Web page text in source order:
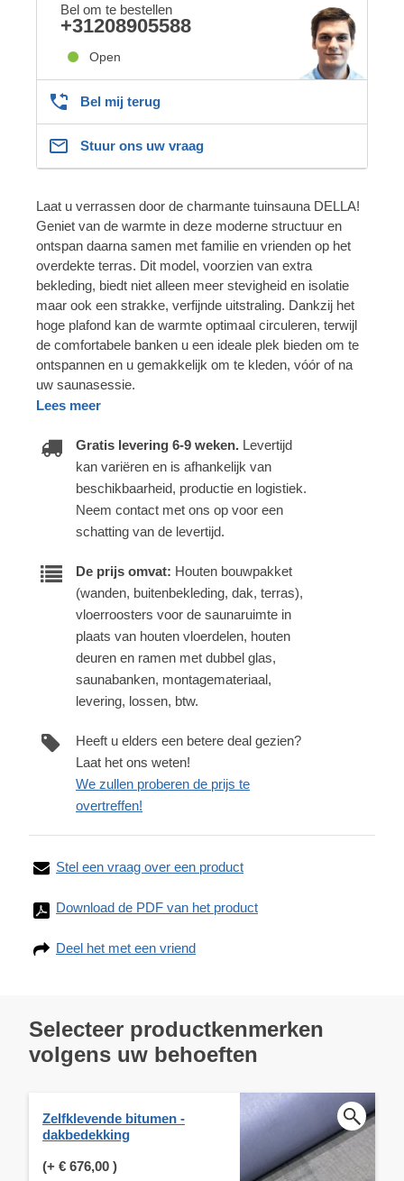
Bel om te bestellen
+31208905588
Open
Bel mij terug
Stuur ons uw vraag
Laat u verrassen door de charmante tuinsauna DELLA!
Geniet van de warmte in deze moderne structuur en
ontspan daarna samen met familie en vrienden op het
overdekte terras. Dit model, voorzien van extra
bekleding, biedt niet alleen meer stevigheid en isolatie
maar ook een strakke, verfijnde uitstraling. Dankzij het
hoge plafond kan de warmte optimaal circuleren, terwijl
de comfortabele banken u een ideale plek bieden om te
ontspannen en u gemakkelijk om te kleden, vóór of na
uw saunasessie.
Lees meer
Gratis levering 6-9 weken. Levertijd
kan variëren en is afhankelijk van
beschikbaarheid, productie en logistiek.
Neem contact met ons op voor een
schatting van de levertijd.
De prijs omvat: Houten bouwpakket
(wanden, buitenbekleding, dak, terras),
vloerroosters voor de saunaruimte in
plaats van houten vloerdelen, houten
deuren en ramen met dubbel glas,
saunabanken, montagemateriaal,
levering, lossen, btw.
Heeft u elders een betere deal gezien?
Laat het ons weten!
We zullen proberen de prijs te
overtreffen!
Stel een vraag over een product
Download de PDF van het product
Deel het met een vriend
Selecteer productkenmerken
volgens uw behoeften
Zelfklevende bitumen -
dakbedekking
(+ € 676,00 )